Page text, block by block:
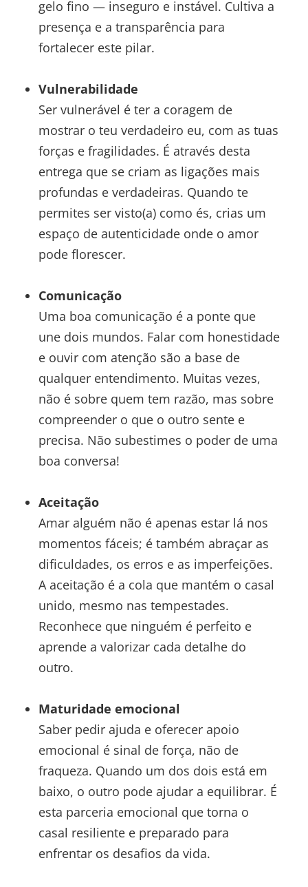
gelo fino — inseguro e instável. Cultiva a
presença e a transparência para
fortalecer este pilar.
Vulnerabilidade
Ser vulnerável é ter a coragem de
mostrar o teu verdadeiro eu, com as tuas
forças e fragilidades. É através desta
entrega que se criam as ligações mais
profundas e verdadeiras. Quando te
permites ser visto(a) como és, crias um
espaço de autenticidade onde o amor
pode florescer.
Comunicação
Uma boa comunicação é a ponte que
une dois mundos. Falar com honestidade
e ouvir com atenção são a base de
qualquer entendimento. Muitas vezes,
não é sobre quem tem razão, mas sobre
compreender o que o outro sente e
precisa. Não subestimes o poder de uma
boa conversa!
Aceitação
Amar alguém não é apenas estar lá nos
momentos fáceis; é também abraçar as
dificuldades, os erros e as imperfeições.
A aceitação é a cola que mantém o casal
unido, mesmo nas tempestades.
Reconhece que ninguém é perfeito e
aprende a valorizar cada detalhe do
outro.
Maturidade emocional
Saber pedir ajuda e oferecer apoio
emocional é sinal de força, não de
fraqueza. Quando um dos dois está em
baixo, o outro pode ajudar a equilibrar. É
esta parceria emocional que torna o
casal resiliente e preparado para
enfrentar os desafios da vida.